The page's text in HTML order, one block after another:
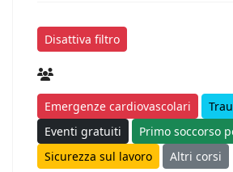
Disattiva filtro
Emergenze cardiovascolari
Eventi gratuiti
Primo soccorso
Sicurezza sul lavoro
Altri corsi